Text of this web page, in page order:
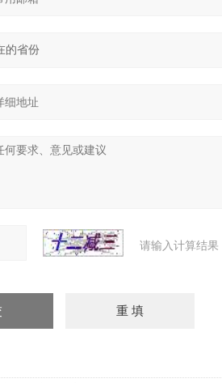
请输入计算结